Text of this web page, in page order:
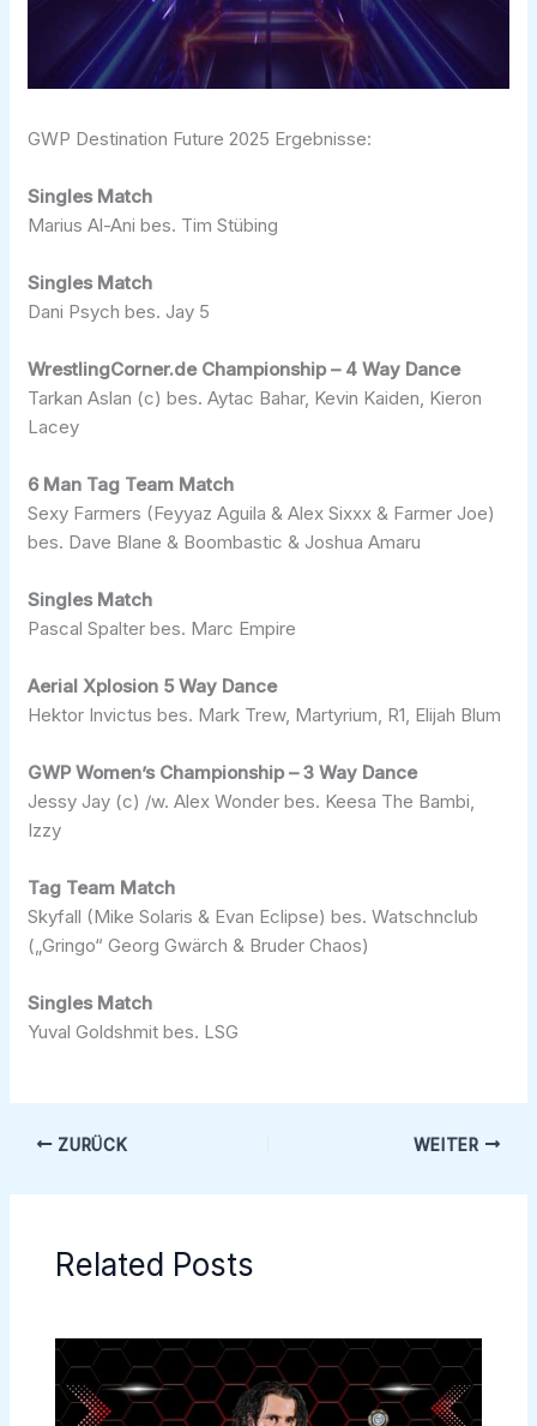
GWP Destination Future 2025 Ergebnisse:
Singles Match
Marius Al-Ani bes. Tim Stübing
Singles Match
Dani Psych bes. Jay 5
WrestlingCorner.de Championship – 4 Way Dance
Tarkan Aslan (c) bes. Aytac Bahar, Kevin Kaiden, Kieron
Lacey
6 Man Tag Team Match
Sexy Farmers (Feyyaz Aguila & Alex Sixxx & Farmer Joe)
bes. Dave Blane & Boombastic & Joshua Amaru
Singles Match
Pascal Spalter bes. Marc Empire
Aerial Xplosion 5 Way Dance
Hektor Invictus bes. Mark Trew, Martyrium, R1, Elijah Blum
GWP Women’s Championship – 3 Way Dance
Jessy Jay (c) /w. Alex Wonder bes. Keesa The Bambi,
Izzy
Tag Team Match
Skyfall (Mike Solaris & Evan Eclipse) bes. Watschnclub
(„Gringo“ Georg Gwärch & Bruder Chaos)
Singles Match
Yuval Goldshmit bes. LSG
ZURÜCK WEITER
Related Posts